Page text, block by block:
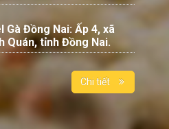
Gà Đồng Nai: Ấp 4, xã
Quán, tỉnh Đồng Nai.
Chi tiết